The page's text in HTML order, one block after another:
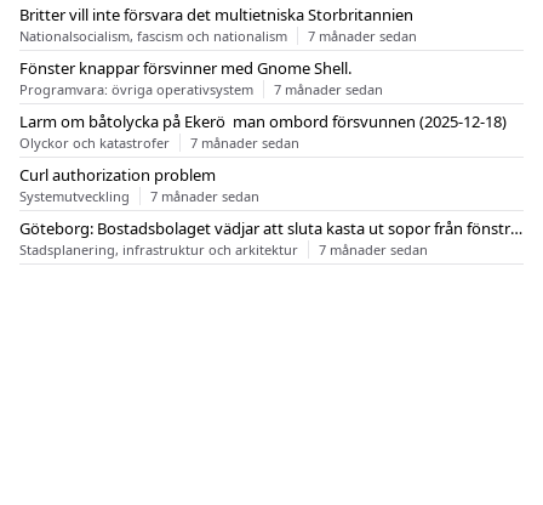
Britter vill inte försvara det multietniska Storbritannien
Nationalsocialism, fascism och nationalism 7 månader sedan
Fönster knappar försvinner med Gnome Shell.
Programvara: övriga operativsystem 7 månader sedan
Larm om båtolycka på Ekerö  man ombord försvunnen (2025-12-18)
Olyckor och katastrofer 7 månader sedan
Curl authorization problem
Systemutveckling 7 månader sedan
Göteborg: Bostadsbolaget vädjar att sluta kasta ut sopor från fönstren
Stadsplanering, infrastruktur och arkitektur 7 månader sedan